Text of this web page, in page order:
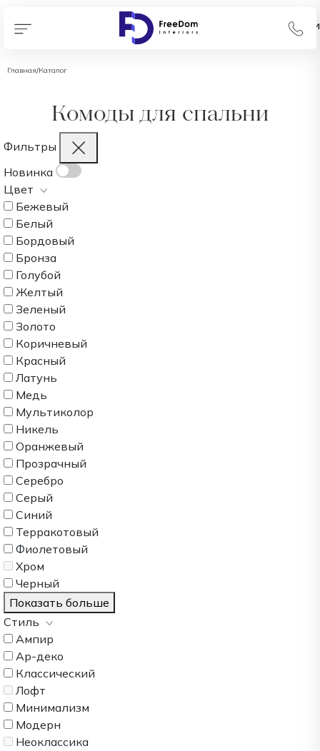
Главная/Каталог
Комоды для спальни
Фильтры
Новинка
Цвет
Бежевый
Белый
Бордовый
Бронза
Голубой
Желтый
Зеленый
Золото
Коричневый
Красный
Латунь
Медь
Мультиколор
Никель
Оранжевый
Прозрачный
Серебро
Серый
Синий
Терракотовый
Фиолетовый
Хром
Черный
Показать больше
Стиль
Ампир
Ар-деко
Классический
Лофт
Минимализм
Модерн
Неоклассика
В наличии
В наличии